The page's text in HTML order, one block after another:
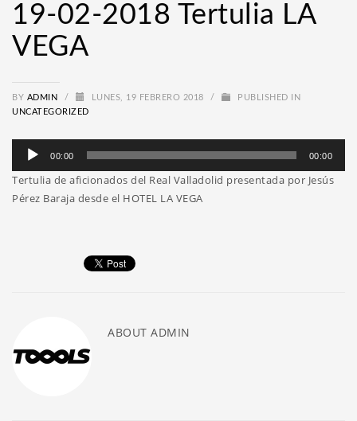
19-02-2018 Tertulia LA
VEGA
BY ADMIN / LUNES, 19 FEBRERO 2018 /
PUBLISHED IN
UNCATEGORIZED
Reproductor
audio
00:00 00:00
Tertulia de aficionados del Real Valladolid presentada por Jesús
Pérez Baraja desde el HOTEL LA VEGA
ABOUT ADMIN